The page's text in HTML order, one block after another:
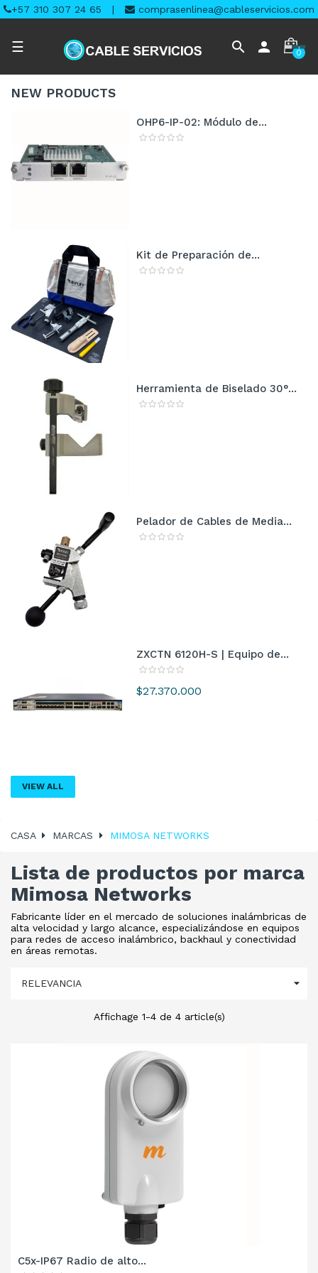
+57 310 307 24 65 | comprasenlinea@cableservicios.com
Navegación
palanca
☰ search person 0
NEW PRODUCTS
OHP6-IP-02: Módulo de...
Kit de Preparación de...
Herramienta de Biselado 30°...
Pelador de Cables de Media...
ZXCTN 6120H-S | Equipo de...
Precio
$27.370.000
VIEW ALL
CASA MARCAS MIMOSA NETWORKS
Lista de productos por marca
Mimosa Networks
Fabricante líder en el mercado de soluciones inalámbricas de
alta velocidad y largo alcance, especializándose en equipos
para redes de acceso inalámbrico, backhaul y conectividad
en áreas remotas.
RELEVANCIA 
Affichage 1-4 de 4 article(s)
C5x-IP67 Radio de alto...